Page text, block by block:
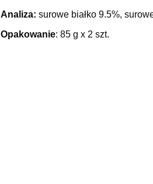
Analiza: surowe białko 9.5%,
Opakowanie: 85 g x 2 szt.